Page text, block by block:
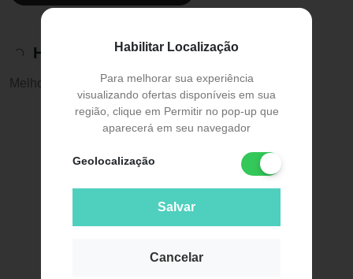
Habilitar Localização
Para melhorar sua experiência
visualizando ofertas disponíveis em sua
região, clique em Permitir no pop-up que
aparecerá em seu navegador
Geolocalização
Salvar
Cancelar
Histórico de preços
Melhor preço: R$ 59,90